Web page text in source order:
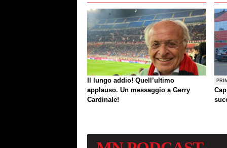
Il lungo addio! Quell’ultimo
applauso. Un messaggio a Gerry
Cardinale!